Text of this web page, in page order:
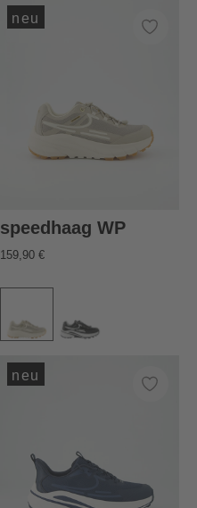
neu
speedhaag WP
159,90 €
neu